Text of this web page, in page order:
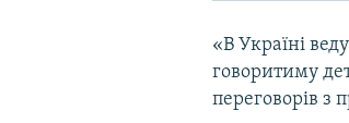
«В Україні
говоритиму
переговорів з